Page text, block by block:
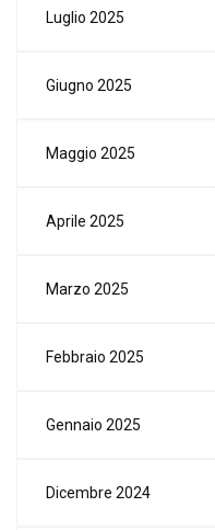
Luglio 2025
Giugno 2025
Maggio 2025
Aprile 2025
Marzo 2025
Febbraio 2025
Gennaio 2025
Dicembre 2024